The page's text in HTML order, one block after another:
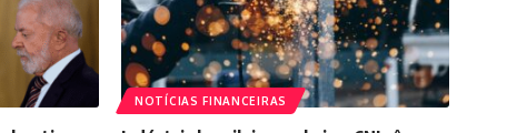
NOTÍCIAS FINANCEIRAS